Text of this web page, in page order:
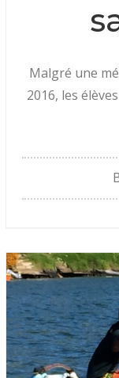
Malgré une
2016, les